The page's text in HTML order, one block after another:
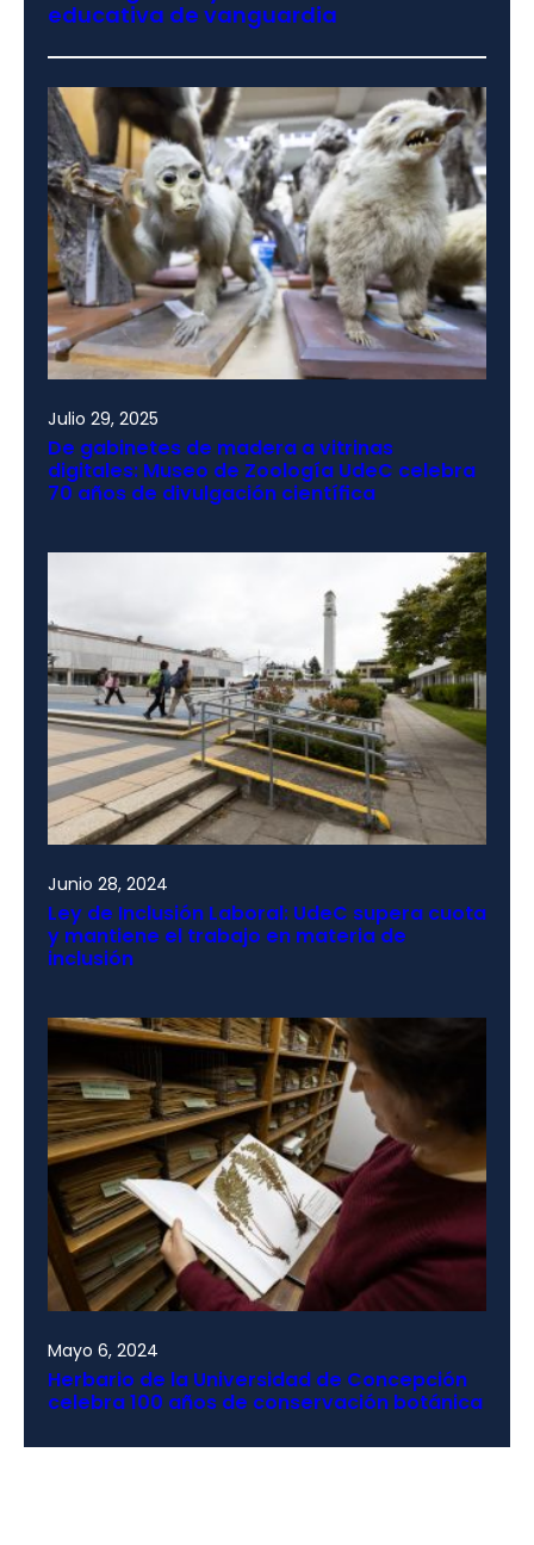
educativa de vanguardia
Julio 29, 2025
De gabinetes de madera a vitrinas
digitales: Museo de Zoología UdeC celebra
70 años de divulgación científica
Junio 28, 2024
Ley de Inclusión Laboral: UdeC supera cuota
y mantiene el trabajo en materia de
inclusión
Mayo 6, 2024
Herbario de la Universidad de Concepción
celebra 100 años de conservación botánica